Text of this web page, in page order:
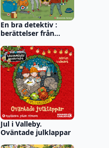
En bra detektiv :
berättelser från
Jul i Valleby.
Oväntade julklappar